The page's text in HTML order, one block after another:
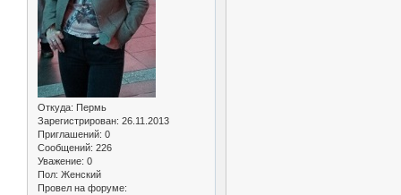
Откуда: Пермь
Зарегистрирован: 26.11.2013
Приглашений: 0
Сообщений: 226
Уважение: 0
Пол: Женский
Провел на форуме: